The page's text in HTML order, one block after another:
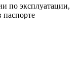
по эксплуатации,
паспорте